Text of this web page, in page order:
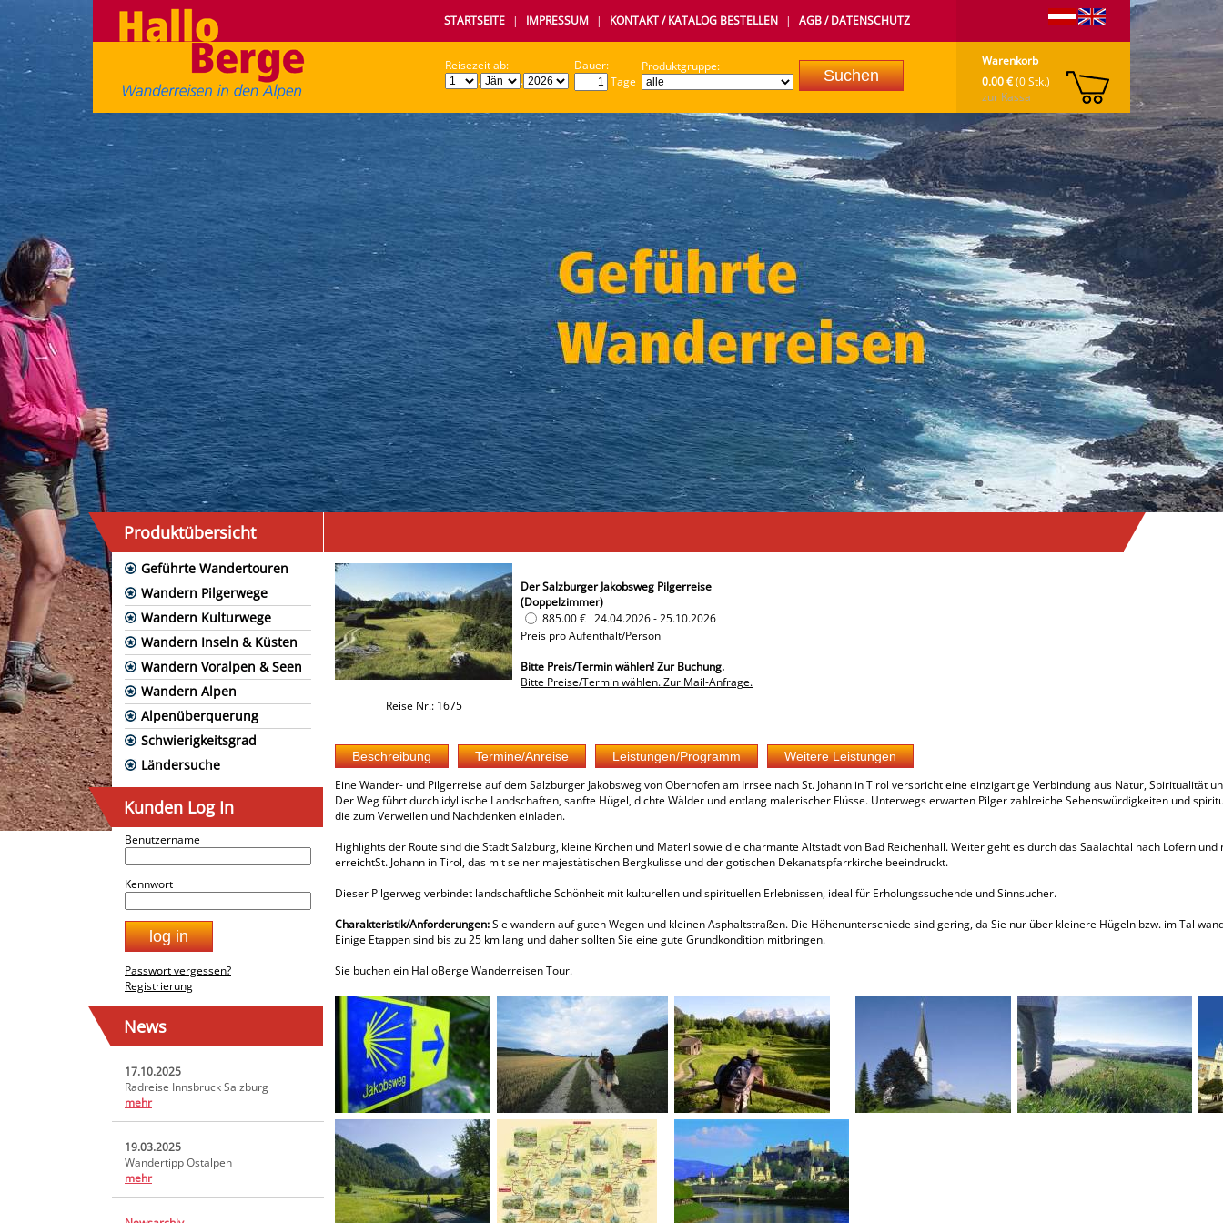
STARTSEITE | IMPRESSUM | KONTAKT / KATALOG BESTELLEN | AGB / DATENSCHUTZ
Reisezeit ab:
.
.
Dauer:
Tage
Produktgruppe:
Warenkorb
0.00 €(0 Stk.)
zur Kassa
Produktübersicht
Geführte Wandertouren
Wandern Pilgerwege
Wandern Kulturwege
Wandern Inseln & Küsten
Wandern Voralpen & Seen
Wandern Alpen
Alpenüberquerung
Schwierigkeitsgrad
Ländersuche
Kunden Log In
Benutzername
Kennwort
Passwort vergessen?
Registrierung
News
17.10.2025
Radreise Innsbruck Salzburg
mehr
19.03.2025
Wandertipp Ostalpen
mehr
Reise Nr.: 1675
Der Salzburger Jakobsweg Pilgerreise
(Doppelzimmer)
885.00 € 24.04.2026-25.10.2026
Preis pro Aufenthalt/Person
Bitte Preis/Termin wählen! Zur Buchung.
Bitte Preise/Termin wählen. Zur Mail-Anfrage.
Eine Wander- und Pilgerreise auf dem Salzburger Jakobsweg von Oberhofen am Irrsee nach St. Johann in Tirol verspricht eine einzigartige Verbindung aus Natur, Spiritualität
Der Weg führt durch idyllische Landschaften, sanfte Hügel, dichte Wälder und entlang malerischer Flüsse. Unterwegs erwarten Pilger zahlreiche Sehenswürdigkeiten und
die zum Verweilen und Nachdenken einladen.
Highlights der Route sind die Stadt Salzburg, kleine Kirchen und Materl sowie die charmante Altstadt von Bad Reichenhall. Weiter geht es durch das Saalachtal nach Lofern und
erreichtSt. Johann in Tirol, das mit seiner majestätischen Bergkulisse und der gotischen Dekanatspfarrkirche beeindruckt.
Dieser Pilgerweg verbindet landschaftliche Schönheit mit kulturellen und spirituellen Erlebnissen, ideal für Erholungssuchende und Sinnsucher.
Charakteristik/Anforderungen:Sie wandern auf guten Wegen und kleinen Asphaltstraßen. Die Höhenunterschiede sind gering, da Sie nur über kleinere Hügeln bzw. im Tal
Einige Etappen sind bis zu 25 km lang und daher sollten Sie eine gute Grundkondition mitbringen.
Sie buchen ein HalloBerge Wanderreisen Tour.